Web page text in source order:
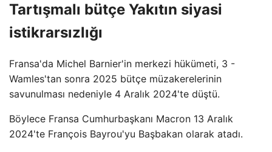
Tartışmalı bütçe Yakıtın siyasi
istikrarsızlığı
Fransa'da Michel Barnier'in merkezi hükümeti, 3 -
Wamles'tan sonra 2025 bütçe müzakerelerinin
savunulması nedeniyle 4 Aralık 2024'te düştü.
Böylece Fransa Cumhurbaşkanı Macron 13 Aralık
2024'te François Bayrou'yu Başbakan olarak atadı.